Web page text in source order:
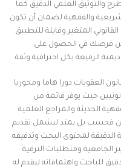
والتوثيق العلمي الدقيق كما
والفقهية لضمان أن تكون
المتغير وقابلة للتطبيق
من فرصك في الحصول على
الرفيعة بكل احترافية وثقة.
العقوبات دورا هاما ومحوريا
حيث يوفر قائمة من
الحديثة والمراجع العلمية
فحسب بل يمتد ليشمل تقديم
لمحتوى البحث وتدقيقه
الجامعية ومتطلبات الترقية
للباحث واهتماماته ليقدم له